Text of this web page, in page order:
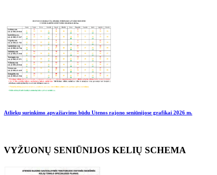
Atliekų surinkimo apvažiavimo būdu Utenos rajono seniūnijose grafikai 2026 m.
VYŽUONŲ SENIŪNIJOS KELIŲ SCHEMA